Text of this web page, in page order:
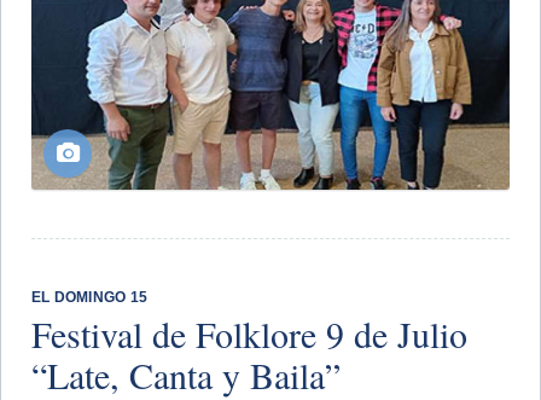
EL DOMINGO 15
Festival de Folklore 9 de Julio
“Late, Canta y Baila”